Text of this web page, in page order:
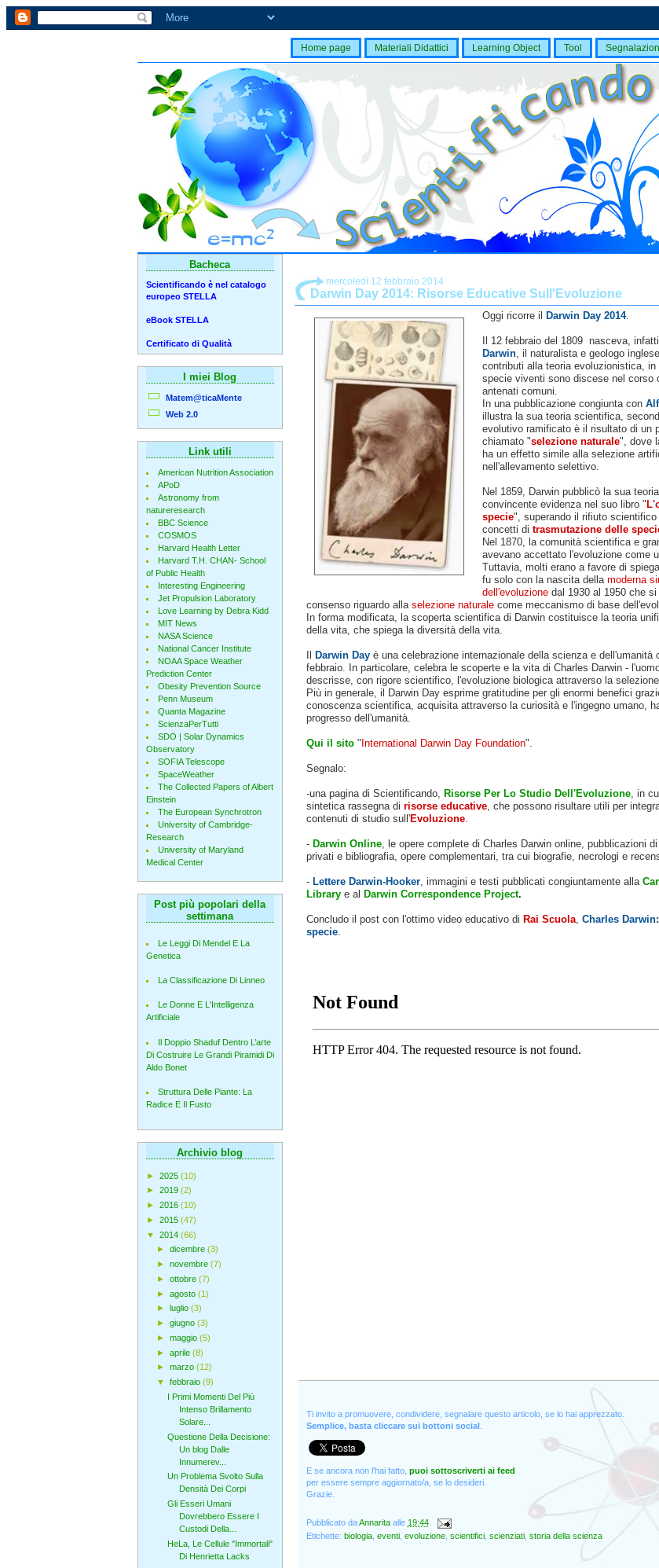
Home page Materiali Didattici Learning Object Tool
mercoledì 12 febbraio 2014
Darwin Day 2014: Risorse Educative Sull'Evoluzione
Oggi ricorre il Darwin Day 2014.
Il 12 febbraio del 1809 nasceva,
Darwin, il naturalista e geologo
contributi alla teoria evoluzionistica,
specie viventi sono discese nel corso
antenati comuni.
In una pubblicazione congiunta con
illustra la sua teoria scientifica,
evolutivo ramificato è il risultato di un
chiamato "selezione naturale", dove
ha un effetto simile alla selezione
nell'allevamento selettivo.
Nel 1859, Darwin pubblicò la sua
convincente evidenza nel suo libro "
specie", superando il rifiuto scientifico
concetti di trasmutazione delle
Nel 1870, la comunità scientifica e
avevano accettato l'evoluzione come
Tuttavia, molti erano a favore di
fu solo con la nascita della moderna
dell'evoluzionedal 1930 al 1950 che si
consenso riguardo alla selezione naturalecome meccanismo di base
In forma modificata, la scoperta scientifica di Darwin costituisce la teoria
della vita, che spiega la diversità della vita.
Darwin Dayè una celebrazione internazionale della scienza e dell'umanità
febbraio. In particolare, celebra le scoperte e la vita di Charles Darwin -
descrisse, con rigore scientifico, l'evoluzione biologica attraverso la
Più in generale, il Darwin Day esprime gratitudine per gli enormi benefici
conoscenza scientifica, acquisita attraverso la curiosità e l'ingegnoumano,
progresso dell'umanità.
Qui il sito" International Darwin Day Foundation".
Segnalo:
-una pagina di Scientificando, Risorse Per Lo Studio Dell'Evoluzione, in
sintetica rassegna di risorse educative, che possono risultare utili per
contenuti di studio sull'Evoluzione.
- Darwin Online, le opere complete di Charles Darwin online, pubblicazioni
privati ​​e bibliografia, opere complementari, tra cui biografie, necrologi e
- Lettere Darwin-Hooker, immagini e testi pubblicati congiuntamente alla
Librarye al Darwin Correspondence Project.
Concludo il post con l'ottimo video educativo di Rai Scuola, Charles
specie.
Ti invito a promuovere, condividere, segnalare questo articolo, se lo hai apprezzato.
Semplice, basta cliccare sui bottoni social.
E se ancora non l'hai fatto, puoi sottoscriverti ai feed
per essere sempre aggiornato/a, se lo desideri.
Grazie.
Pubblicato daAnnarita alle 19:44
Etichette: biologia, eventi, evoluzione, scientifici, scienziati, storia della scienza
Bacheca
Scientificando è nel catalogo
europeo STELLA
eBook STELLA
Certificato di Qualità
I miei Blog
Matem@ticaMente
Web 2.0
Link utili
American Nutrition Association
APoD
Astronomy from
natureresearch
BBC Science
COSMOS
Harvard Health Letter
Harvard T.H. CHAN- School
of Public Health
Interesting Engineering
Jet Propulsion Laboratory
Love Learning by Debra Kidd
MIT News
NASA Science
National Cancer Institute
NOAA Space Weather
Prediction Center
Obesity Prevention Source
Penn Museum
Quanta Magazine
ScienzaPerTutti
SDO | Solar Dynamics
Observatory
SOFIA Telescope
SpaceWeather
The Collected Papers of Albert
Einstein
The European Synchrotron
University of Cambridge-
Research
University of Maryland
Medical Center
Post più popolari della
settimana
Le Leggi Di Mendel E La
Genetica
La Classificazione Di Linneo
Le Donne E L'Intelligenza
Artificiale
Il Doppio Shaduf Dentro L’arte
Di Costruire Le Grandi Piramidi Di
Aldo Bonet
Struttura Delle Piante: La
Radice E Il Fusto
Archivio blog
► 2025 (10)
► 2019 (2)
► 2016 (10)
► 2015 (47)
▼ 2014 (66)
► dicembre (3)
► novembre (7)
► ottobre (7)
► agosto (1)
►
luglio (3)
► giugno (3)
► maggio (5)
► aprile (8)
► marzo (12)
▼ febbraio (9)
I Primi Momenti Del Più
Intenso Brillamento
Solare...
Questione Della Decisione:
Un blog Dalle
Innumerev...
Un Problema Svolto Sulla
Densità Dei Corpi
Gli Esseri Umani
Dovrebbero Essere I
Custodi Della...
HeLa, Le Cellule "Immortali"
Di Henrietta Lacks